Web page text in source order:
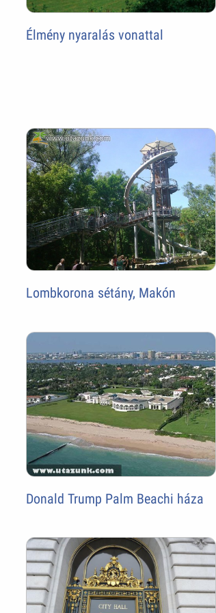
Élmény nyaralás vonattal
Lombkorona sétány, Makón
Donald Trump Palm Beachi háza